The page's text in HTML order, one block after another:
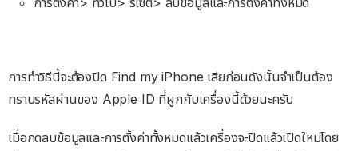
การทำวิธีนี้จะต้องปิด Find my iPhone เสียก่อนดังนั้นจำเป็นต้อง
ทราบรหัสผ่านของ Apple ID ที่ผูกกับเครื่องนี้ด้วยนะครับ
เมื่อกดลบข้อมูลและการตั้งค่าทั้งหมดแล้วเครื่องจะปิดแล้วเปิดใหม่โดย